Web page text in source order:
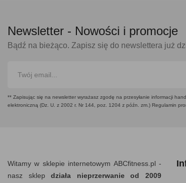
Newsletter - Nowości i promocje
Bądź na bieżąco. Zapisz się do newslettera już
** Zapisując się na newsletter wyrażasz zgodę na przesyłanie informacji
elektroniczną (Dz. U. z 2002 r. Nr 144, poz. 1204 z późn. zm.) Regulamin
Witamy w sklepie internetowym ABCfitness.pl -
nasz sklepdziała nieprzerwanie od 2009